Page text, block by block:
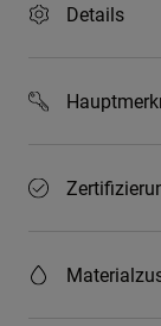
Details